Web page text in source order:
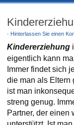
· Hinterlassen Sie einen
Kindererziehung
eigentlich kann
Immer findet sich
die man als Eltern
ist man
streng genug.
Partner, der